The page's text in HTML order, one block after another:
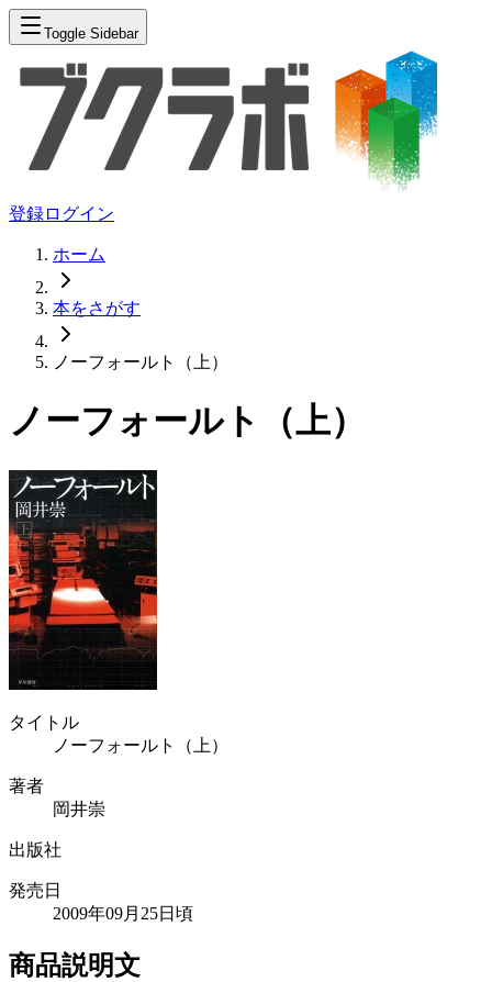
Toggle Sidebar
登録ログイン
ホーム
本をさがす
ノーフォールト（上）
ノーフォールト（上）
タイトル
ノーフォールト（上）
著者
岡井崇
出版社
発売日
2009年09月25日頃
商品説明文